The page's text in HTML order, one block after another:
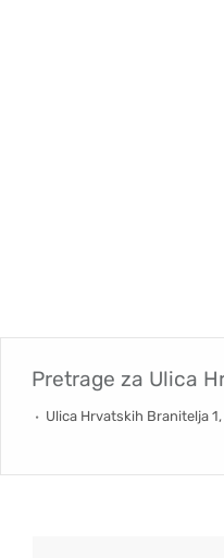
Pretrage za Ulica
Ulica Hrvatskih Branitelja